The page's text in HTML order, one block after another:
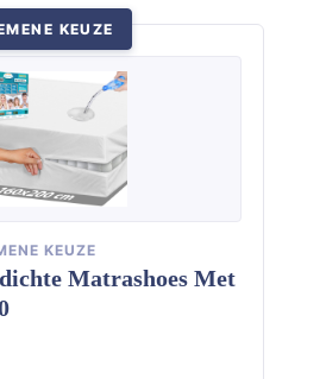
KEUZE
KEUZE
Matrashoes Met